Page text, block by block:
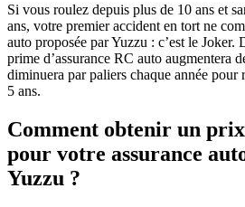
Si vous roulez depuis plus de 10 ans et
ans, votre premier accident en tort ne
auto proposée par Yuzzu : c’est le Joker.
prime d’assurance RC auto augmentera
diminuera par paliers chaque année pour
5 ans.
Comment obtenir un
pour votre assurance
Yuzzu ?